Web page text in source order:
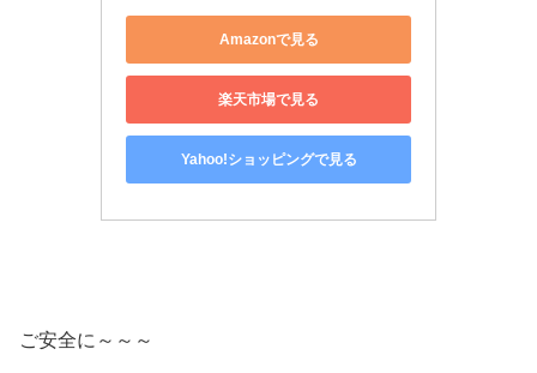
Amazonで見る
楽天市場で見る
Yahoo!ショッピングで見る
ご安全に～～～